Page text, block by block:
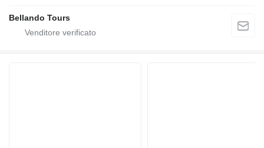
Bellando Tours